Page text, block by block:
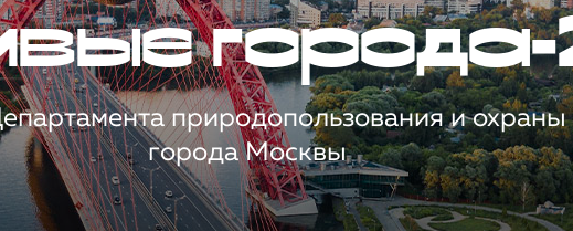
природопользования и
города Москвы